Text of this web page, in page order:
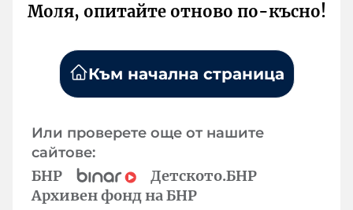
Моля, опитайте отново по-късно!
Към начална страница
Или проверете още от нашите
сайтове:
БНР
Детското.БНР
Архивен фонд на БНР